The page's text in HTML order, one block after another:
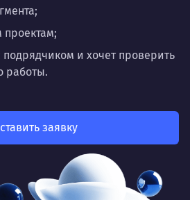
проектам;
подрядчиком и хочет проверить
работы.
заявку